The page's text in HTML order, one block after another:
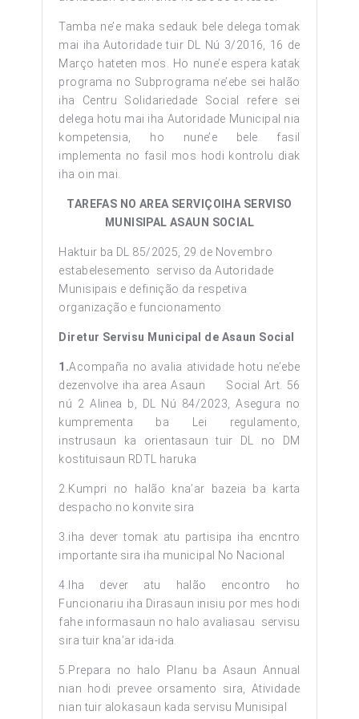
Tamba ne’e maka sedauk bele delega tomak
mai iha Autoridade tuir DL Nú 3/2016, 16 de
Março hateten mos. Ho nune’e espera katak
programa no Subprograma ne’ebe sei halão
iha Centru Solidariedade Social refere sei
delega hotu mai iha Autoridade Municipal nia
kompetensia, ho nune’e bele fasil
implementa no fasil mos hodi kontrolu diak
iha oin mai.
TAREFAS NO AREA SERVIÇOIHA SERVISO
MUNISIPAL ASAUN SOCIAL
Haktuir ba DL 85/2025, 29 de Novembro
estabelesemento serviso da Autoridade
Munisipais e definição da respetiva
organização e funcionamento
Diretur Servisu Municipal de Asaun Social
1.Acompaña no avalia atividade hotu ne’ebe
dezenvolve iha area Asaun Social Art. 56
nú 2 Alinea b, DL Nú 84/2023, Asegura no
kumprementa ba Lei regulamento,
instrusaun ka orientasaun tuir DL no DM
kostituisaun RDTL haruka
2.Kumpri no halão kna’ar bazeia ba karta
despacho no konvite sira
3.iha dever tomak atu partisipa iha encntro
importante sira iha municipal No Nacional
4.Iha dever atu halão encontro ho
Funcionariu iha Dirasaun inisiu por mes hodi
fahe informasaun no halo avaliasau servisu
sira tuir kna’ar ida-ida.
5.Prepara no halo Planu ba Asaun Annual
nian hodi prevee orsamento sira, Atividade
nian tuir alokasaun kada servisu Munisipal